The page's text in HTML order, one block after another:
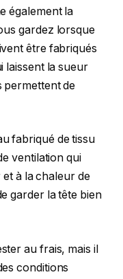
également la
gardez lorsque
être fabriqués
laissent la sueur
permettent de
fabriqué de tissu
ventilation qui
à la chaleur de
garder la tête bien
au frais, mais il
conditions